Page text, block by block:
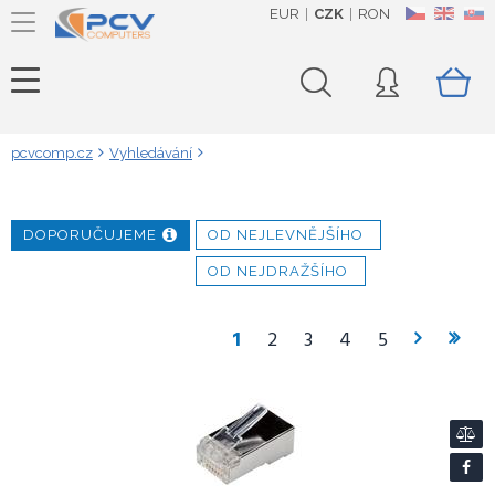
CZ EN SK
EUR CZK RON
pcvcomp.cz Vyhledávání
DOPORUČUJEME OD NEJLEVNĚJŠÍHO
OD NEJDRAŽŠÍHO
1 2 3 4 5